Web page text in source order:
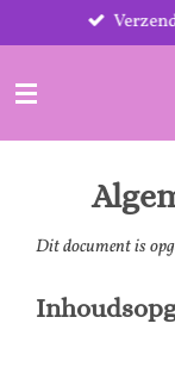
direct
de
Dit document is